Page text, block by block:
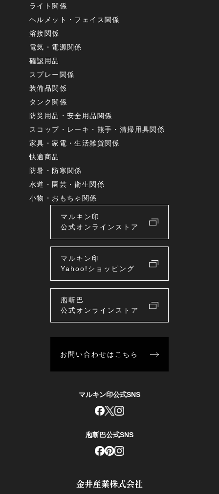
金井産業株式会社
ライト関係
ヘルメット・フェイス関係
溶接関係
電気・電源関係
確認用品
スプレー関係
装備品関係
タンク関係
防災用品・安全用品関係
スコップ・レーキ・熊手・清掃用具関係
家具・家電・生活雑貨関係
快適商品
防暑・防寒関係
水道・園芸・衛生関係
小物・おもちゃ関係
マルキン印
公式オンラインストア
マルキン印
Yahoo!ショッピング
庖斬巴
公式オンラインストア
お問い合わせはこちら
マルキン印公式SNS
庖斬巴公式SNS